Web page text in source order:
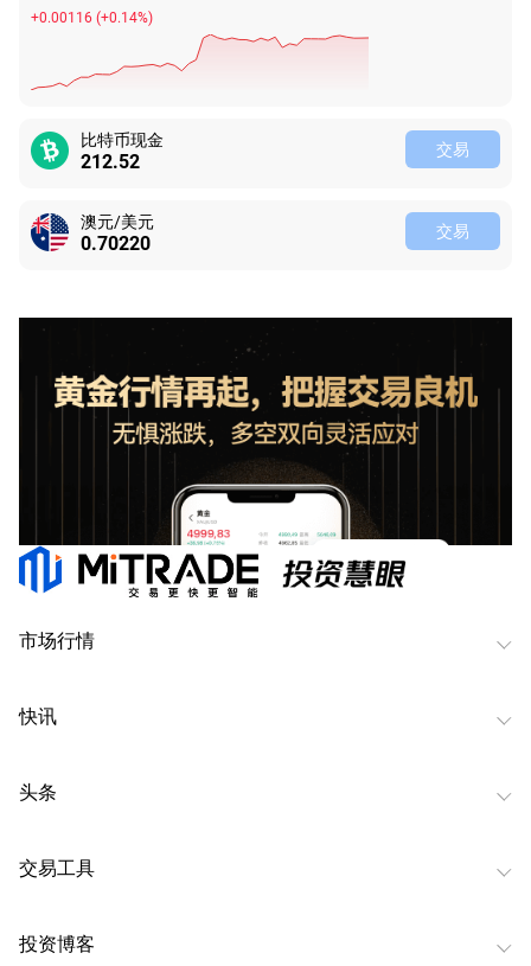
+0.00116(+0.14%)
比特币现金
212.52 交易
澳元/美元
0.70220 交易
市场行情
快讯
头条
交易工具
投资博客